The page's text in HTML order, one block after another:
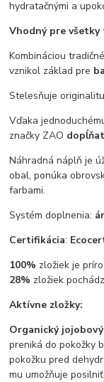
hydratačnými a
Vhodný pre
Kombináciou
vznikol základ pre
Stelesňuje
Vďaka
značky ZAO
Náhradná náplň je
obal, ponúka
farbami.
Systém doplnenia:
Certifikácia:
100% zložiek je
28% zložiek
Aktívne zložky:
Organický
preniká do pokožky
pokožku pred
mu umožňuje